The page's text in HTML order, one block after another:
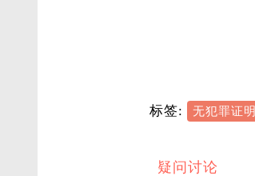
标签: 无犯罪证明
疑问讨论